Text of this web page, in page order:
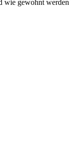
gewohnt